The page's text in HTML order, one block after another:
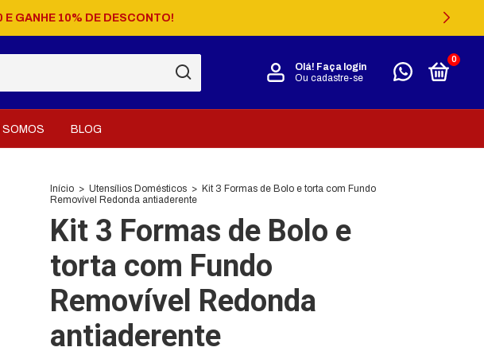
E GANHE 10% DE DESCONTO!
Olá! Faça login
Ou cadastre-se
0
SOMOS BLOG
Início > Utensílios Domésticos > Kit 3 Formas de Bolo e torta com Fundo
Removível Redonda antiaderente
Kit 3 Formas de Bolo e
torta com Fundo
Removível Redonda
antiaderente